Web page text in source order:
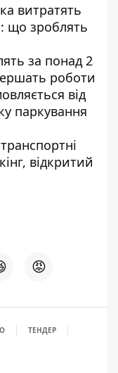
витратять
що зроблять
за понад 2
роботи
від
паркування
відкритий
😡
ТЕНДЕР